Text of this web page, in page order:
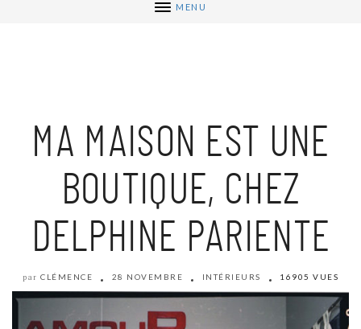
MENU
MA MAISON EST UNE
BOUTIQUE, CHEZ
DELPHINE PARIENTE
par CLÉMENCE 28 NOVEMBRE INTÉRIEURS 16905 VUES